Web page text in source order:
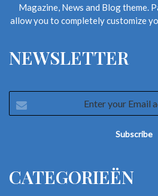
Magazine, News and Blog theme.
allow you to completely customize
NEWSLETTER
your
CATEGORIEËN